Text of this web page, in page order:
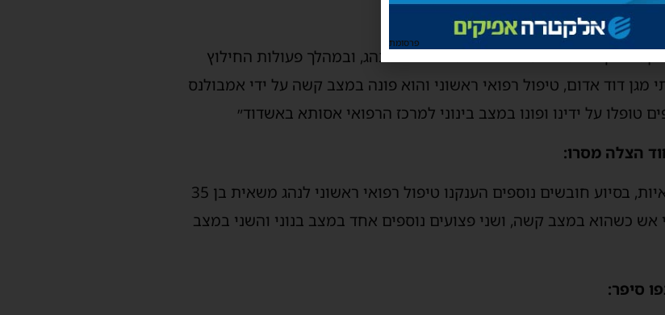
ואלימלך זילברשלג, מספרים:
״כשהגענו למקום הבחנו בתאונת דרכים קשה בין 2 משאיות. באחת המשאיות נלכד נהג, ובמהלך פעולות החילוץ
מגן דוד אדום, טיפול רפואי ראשוני והוא פונה במצב קשה על ידי אמבולנס
טופלו על ידינו ופונו במצב בינוני למרכז הרפואי אסותא באשדוד״
הצלה מסרו:
"מדובר בתאונה עם מעורובת שתי משאיות, בסיוע חובשים נוספים הענקנו טיפול רפואי ראשוני לנהג משאית בן 35
אש כשהוא במצב קשה, ושני פצועים נוספים אחד במצב בנוני והשני במצב
סיפר:
פרסומת